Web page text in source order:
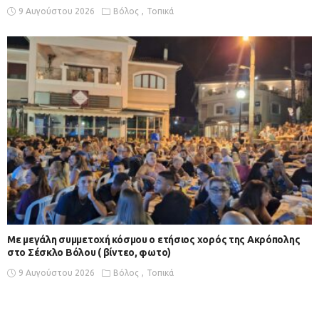
9 Αυγούστου 2026 Βόλος Τοπικά
Με μεγάλη συμμετοχή κόσμου ο ετήσιος χορός της Ακρόπολης
στο Σέσκλο Βόλου ( βίντεο, φωτο)
9 Αυγούστου 2026 Βόλος Τοπικά